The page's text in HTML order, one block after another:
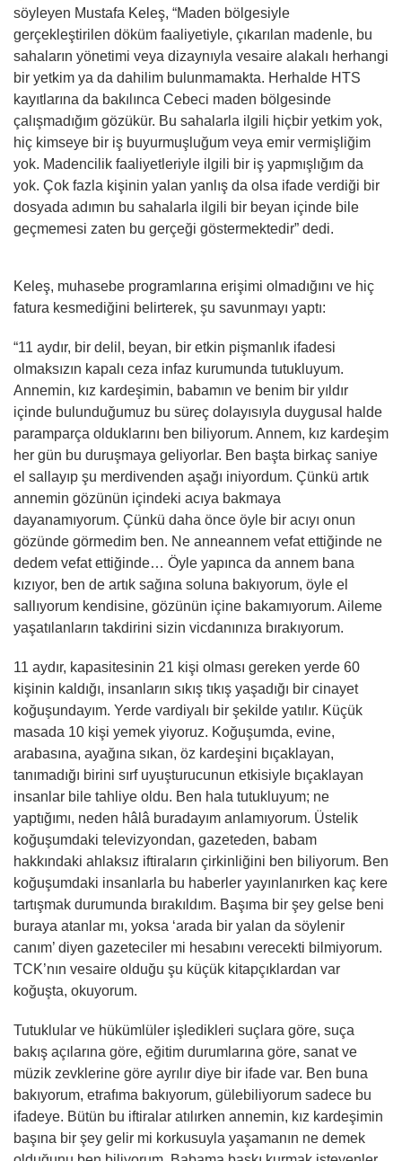
söyleyen Mustafa Keleş, “Maden bölgesiyle
gerçekleştirilen döküm faaliyetiyle, çıkarılan madenle, bu
sahaların yönetimi veya dizaynıyla vesaire alakalı herhangi
bir yetkim ya da dahilim bulunmamakta. Herhalde HTS
kayıtlarına da bakılınca Cebeci maden bölgesinde
çalışmadığım gözükür. Bu sahalarla ilgili hiçbir yetkim yok,
hiç kimseye bir iş buyurmuşluğum veya emir vermişliğim
yok. Madencilik faaliyetleriyle ilgili bir iş yapmışlığım da
yok. Çok fazla kişinin yalan yanlış da olsa ifade verdiği bir
dosyada adımın bu sahalarla ilgili bir beyan içinde bile
geçmemesi zaten bu gerçeği göstermektedir” dedi.
Keleş, muhasebe programlarına erişimi olmadığını ve hiç
fatura kesmediğini belirterek, şu savunmayı yaptı:
“11 aydır, bir delil, beyan, bir etkin pişmanlık ifadesi
olmaksızın kapalı ceza infaz kurumunda tutukluyum.
Annemin, kız kardeşimin, babamın ve benim bir yıldır
içinde bulunduğumuz bu süreç dolayısıyla duygusal halde
paramparça olduklarını ben biliyorum. Annem, kız kardeşim
her gün bu duruşmaya geliyorlar. Ben başta birkaç saniye
el sallayıp şu merdivenden aşağı iniyordum. Çünkü artık
annemin gözünün içindeki acıya bakmaya
dayanamıyorum. Çünkü daha önce öyle bir acıyı onun
gözünde görmedim ben. Ne anneannem vefat ettiğinde ne
dedem vefat ettiğinde… Öyle yapınca da annem bana
kızıyor, ben de artık sağına soluna bakıyorum, öyle el
sallıyorum kendisine, gözünün içine bakamıyorum. Aileme
yaşatılanların takdirini sizin vicdanınıza bırakıyorum.
11 aydır, kapasitesinin 21 kişi olması gereken yerde 60
kişinin kaldığı, insanların sıkış tıkış yaşadığı bir cinayet
koğuşundayım. Yerde vardiyalı bir şekilde yatılır. Küçük
masada 10 kişi yemek yiyoruz. Koğuşumda, evine,
arabasına, ayağına sıkan, öz kardeşini bıçaklayan,
tanımadığı birini sırf uyuşturucunun etkisiyle bıçaklayan
insanlar bile tahliye oldu. Ben hala tutukluyum; ne
yaptığımı, neden hâlâ buradayım anlamıyorum. Üstelik
koğuşumdaki televizyondan, gazeteden, babam
hakkındaki ahlaksız iftiraların çirkinliğini ben biliyorum. Ben
koğuşumdaki insanlarla bu haberler yayınlanırken kaç kere
tartışmak durumunda bırakıldım. Başıma bir şey gelse beni
buraya atanlar mı, yoksa ‘arada bir yalan da söylenir
canım’ diyen gazeteciler mi hesabını verecekti bilmiyorum.
TCK’nın vesaire olduğu şu küçük kitapçıklardan var
koğuşta, okuyorum.
Tutuklular ve hükümlüler işledikleri suçlara göre, suça
bakış açılarına göre, eğitim durumlarına göre, sanat ve
müzik zevklerine göre ayrılır diye bir ifade var. Ben buna
bakıyorum, etrafıma bakıyorum, gülebiliyorum sadece bu
ifadeye. Bütün bu iftiralar atılırken annemin, kız kardeşimin
başına bir şey gelir mi korkusuyla yaşamanın ne demek